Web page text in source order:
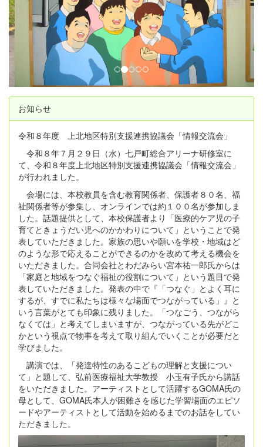
s
お知らせ
令和８年度 上北地区特別支援連携協議会「情報交流会」
令和８年７月２９日（水）七戸町総合アリーナ研修室に
て、令和８年度上北地区特別支援連携協議会「情報交流会」
が行われました。
会場には、本校教員を含む教育関係者、保護者８０名、福
祉関係者等が参集し、オンラインでは約１００名が参加しま
した。話題提供として、本校保護者より「医療的ケア児の子
育てときょうだい児へのかかわりについて」ということで発
表していただきました。家族の思いや願いを学校・地域はど
のような形で応えることができるのかを改めて考える機会を
いただきました。合同会社とわだみらい宮本祐一郎氏からは
「家庭と地域をつなぐ福祉の役割について」という題目で発
表していただきました。発表の中で『「つなぐ」とよく耳に
するが、すでに私たちは様々な場面でつながっている」』と
いう言葉がとても印象に残りました。「つなごう、つながら
なくては」と考えてしまいますが、つながっている先がどこ
かという視点で物事を考えて取り組んでいくことが必要だと
学びました。
講演では、「発達特性のあるこどもの理解と支援につい
て」と題して、弘前医療福祉大学教授 小玉有子氏から講話
をいただきました。アーティストとして活躍するGOMA氏の
母として、GOMA氏本人が困難さを感じた学習場面のエピソ
ードやアーティストとして活動を始めるまでのお話をしてい
ただきました。